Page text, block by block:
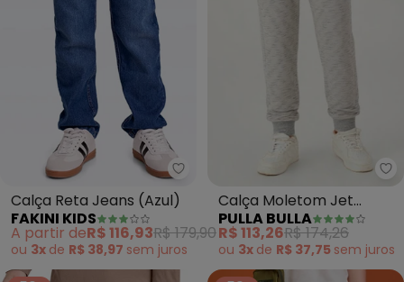
Fakini Kids - Calça Reta Jeans
Calça Reta Jeans (Azul)
FAKINI KIDS
A partir deR$ 116,93R$ 179,90
ou 3x de R$ 38,97 sem juros
Calça Moletom Jet
(Cinza)
PULLA BULLA
R$ 113,26R$ 174,26
ou 3x de R$ 37,75 sem juros